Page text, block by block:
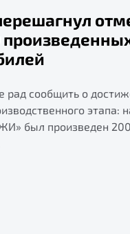
рад сообщить о
этапа:
был произведен